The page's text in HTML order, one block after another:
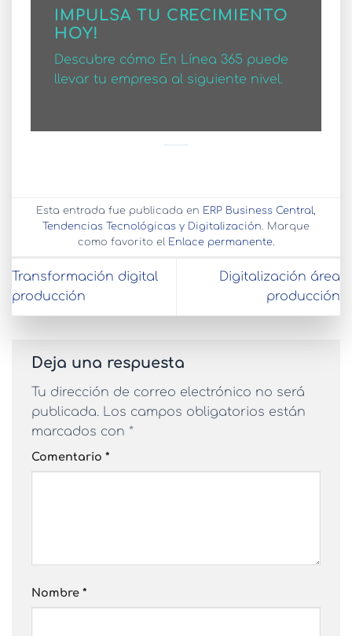
IMPULSA TU CRECIMIENTO
HOY!
Descubre cómo En Línea 365 puede
llevar tu empresa al siguiente nivel.
Esta entrada fue publicada en ERP Business Central,
Tendencias Tecnológicas y Digitalización. Marque
como favorito el Enlace permanente.
Transformación digital
producción
Digitalización área
producción
Deja una respuesta
Tu dirección de correo electrónico no será
publicada. Los campos obligatorios están
marcados con *
Comentario *
Nombre *